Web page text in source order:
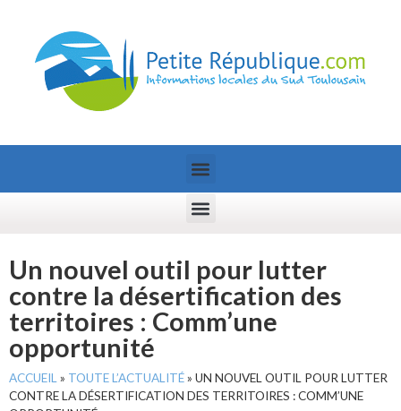
Un nouvel outil pour lutter
contre la désertification des
territoires : Comm’une
opportunité
ACCUEIL » TOUTE L’ACTUALITÉ» UN NOUVEL OUTIL POUR LUTTER
CONTRE LA DÉSERTIFICATION DES TERRITOIRES : COMM’UNE